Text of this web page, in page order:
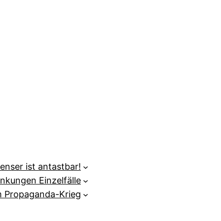
ist antastbar!
Einzelfälle
Propaganda-Krieg